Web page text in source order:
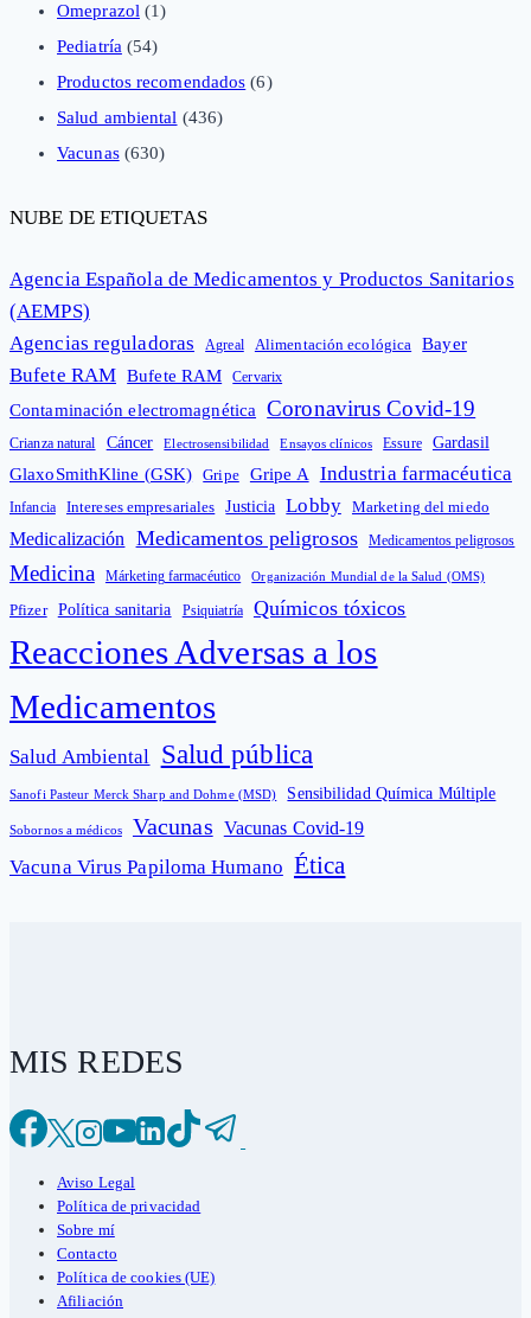
Omeprazol (1)
Pediatría (54)
Productos recomendados (6)
Salud ambiental (436)
Vacunas(630)
NUBE DE ETIQUETAS
Agencia Española de Medicamentos y Productos Sanitarios
(AEMPS)
Agencias reguladoras
Agreal Alimentación ecológica Bayer
Bufete RAM Bufete RAM Cervarix
Contaminación electromagnética Coronavirus Covid-19
Crianza natural Cáncer Electrosensibilidad Ensayos clínicos Essure Gardasil
GlaxoSmithKline (GSK) Gripe Gripe A Industria farmacéutica
Infancia Intereses empresariales Justicia Lobby Marketing del miedo
Medicalización Medicamentos peligrosos Medicamentos peligrosos
Medicina Márketing farmacéutico Organización Mundial de la Salud (OMS)
Pfizer Política sanitaria Psiquiatría Químicos tóxicos
Reacciones Adversas a los
Medicamentos
Salud Ambiental Salud pública
Sanofi Pasteur Merck Sharp and Dohme (MSD) Sensibilidad Química Múltiple
Sobornos a médicos Vacunas Vacunas Covid-19
Vacuna Virus Papiloma Humano Ética
MIS REDES
Aviso Legal
Política de privacidad
Sobre mí
Contacto
Política de cookies (UE)
Afiliación